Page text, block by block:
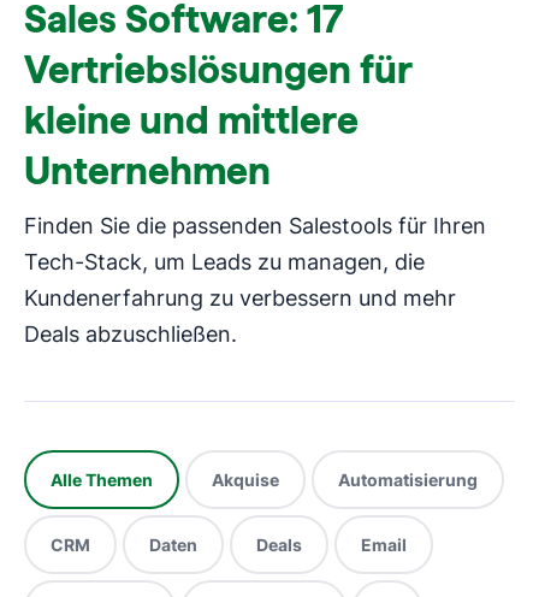
Sales Software: 17
Vertriebslösungen für
kleine und mittlere
Unternehmen
Finden Sie die passenden Salestools für Ihren
Tech-Stack, um Leads zu managen, die
Kundenerfahrung zu verbessern und mehr
Deals abzuschließen.
Alle Themen Akquise Automatisierung
CRM Daten Deals Email